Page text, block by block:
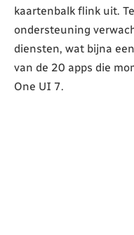
kaartenbalk flink uit.
ondersteuning
diensten, wat bijna
van de 20 apps die
One UI 7.